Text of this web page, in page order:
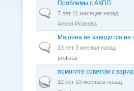
Обычная тема
Проблемы с АКПП
7 лет 11 месяцев назад
Алена Исакова
Обычная тема
Машина не заводится на
13 лет 3 месяца назад
profistar
Горячая тема
помогите советом с
12 лет 10 месяцев назад